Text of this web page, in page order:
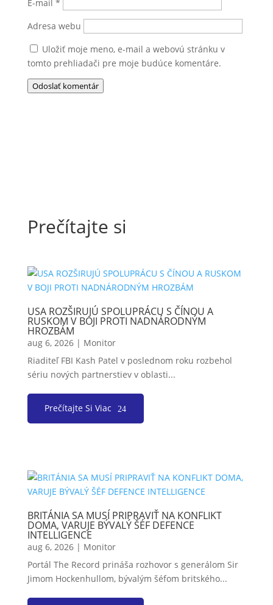
E-mail *
Adresa webu
Uložiť moje meno, e-mail a webovú stránku v
tomto prehliadači pre moje budúce komentáre.
Odoslať komentár
Prečítajte si
USA ROZŠIRUJÚ SPOLUPRÁCU S ČÍNOU A
RUSKOM V BOJI PROTI NADNÁRODNÝM
HROZBÁM
aug 6, 2026| Monitor
Riaditeľ FBI Kash Patel v poslednom roku rozbehol
sériu nových partnerstiev v oblasti...
Prečítajte Si Viac
BRITÁNIA SA MUSÍ PRIPRAVIŤ NA KONFLIKT
DOMA, VARUJE BÝVALÝ ŠÉF DEFENCE
INTELLIGENCE
aug 6, 2026| Monitor
Portál The Record prináša rozhovor s generálom Sir
Jimom Hockenhullom, bývalým šéfom britského...